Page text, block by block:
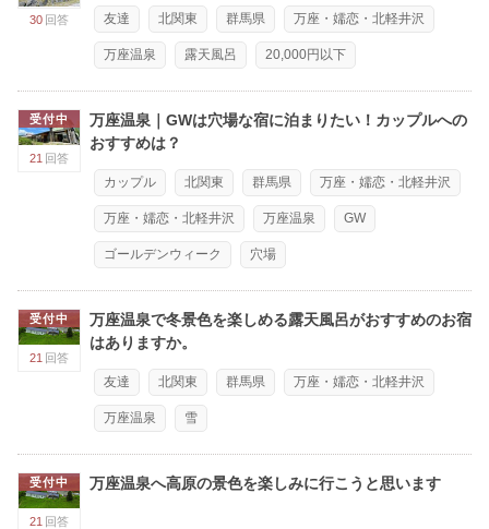
30 回答 友達 北関東 群馬県 万座・嬬恋・北軽井沢
万座温泉 露天風呂 20,000円以下
受付中
21 回答
万座温泉｜GWは穴場な宿に泊まりたい！カップルへの
おすすめは？
カップル 北関東 群馬県 万座・嬬恋・北軽井沢
万座・嬬恋・北軽井沢 万座温泉 GW
ゴールデンウィーク 穴場
受付中
21 回答
万座温泉で冬景色を楽しめる露天風呂がおすすめのお宿
はありますか。
友達 北関東 群馬県 万座・嬬恋・北軽井沢
万座温泉 雪
受付中
21 回答
万座温泉へ高原の景色を楽しみに行こうと思います